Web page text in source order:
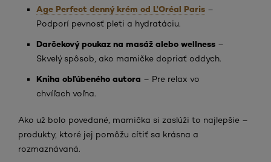
Age Perfect denný krém od L'Oréal Paris –
Podporí pevnosť pleti a hydratáciu.
Darčekový poukaz na masáž alebo wellness –
Skvelý spôsob, ako mamičke dopriať oddych.
Kniha obľúbeného autora – Pre relax vo
chvíľach voľna.
Ako už bolo povedané, mamička si zaslúži to najlepšie –
produkty, ktoré jej pomôžu cítiť sa krásna a
rozmaznávaná.